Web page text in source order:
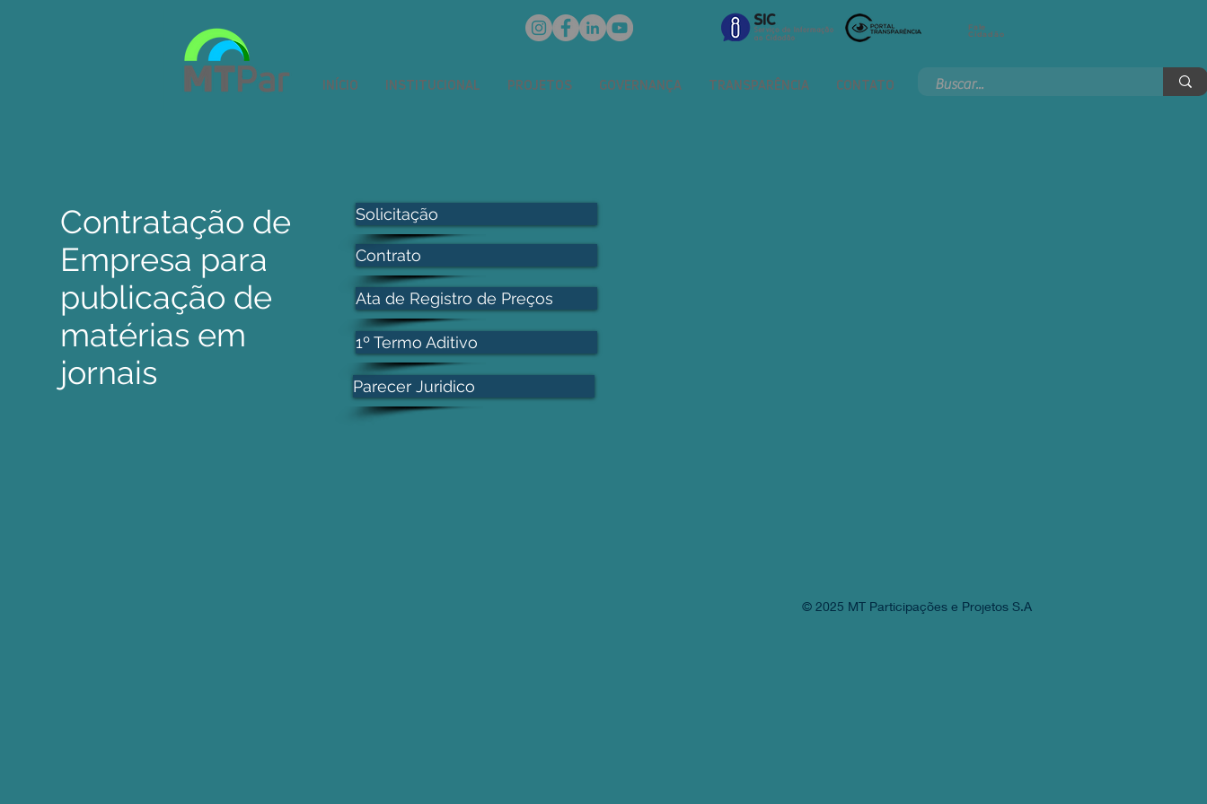
INÍCIO INSTITUCIONAL PROJETOS GOVERNANÇA TRANSPARÊNCIA CONTATO
Fale
Cidadão
Solicitação
Contrato
Ata de Registro de Preços
1º Termo Aditivo
Parecer Juridico
Contratação de
Empresa para
publicação de
matérias em
jornais
© 2025 MT Participações e Projetos S.A